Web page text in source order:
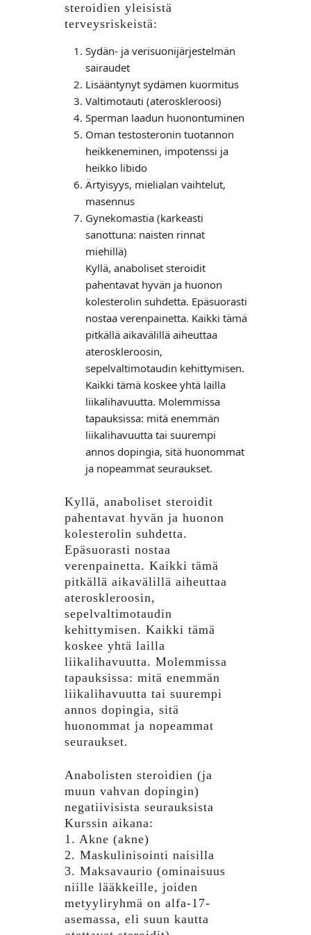
steroidien yleisistä
terveysriskeistä:
Sydän- ja verisuonijärjestelmän
sairaudet
Lisääntynyt sydämen kuormitus
Valtimotauti (ateroskleroosi)
Sperman laadun huonontuminen
Oman testosteronin tuotannon
heikkeneminen, impotenssi ja
heikko libido
Ärtyisyys, mielialan vaihtelut,
masennus
Gynekomastia (karkeasti
sanottuna: naisten rinnat
miehillä)
Kyllä, anaboliset steroidit
pahentavat hyvän ja huonon
kolesterolin suhdetta. Epäsuorasti
nostaa verenpainetta. Kaikki tämä
pitkällä aikavälillä aiheuttaa
ateroskleroosin,
sepelvaltimotaudin kehittymisen.
Kaikki tämä koskee yhtä lailla
liikalihavuutta. Molemmissa
tapauksissa: mitä enemmän
liikalihavuutta tai suurempi
annos dopingia, sitä huonommat
ja nopeammat seuraukset.
Kyllä, anaboliset steroidit
pahentavat hyvän ja huonon
kolesterolin suhdetta.
Epäsuorasti nostaa
verenpainetta. Kaikki tämä
pitkällä aikavälillä aiheuttaa
ateroskleroosin,
sepelvaltimotaudin
kehittymisen. Kaikki tämä
koskee yhtä lailla
liikalihavuutta. Molemmissa
tapauksissa: mitä enemmän
liikalihavuutta tai suurempi
annos dopingia, sitä
huonommat ja nopeammat
seuraukset.
Anabolisten steroidien (ja
muun vahvan dopingin)
negatiivisista seurauksista
Kurssin aikana:
1. Akne (akne)
2. Maskulinisointi naisilla
3. Maksavaurio (ominaisuus
niille lääkkeille, joiden
metyyliryhmä on alfa-17-
asemassa, eli suun kautta